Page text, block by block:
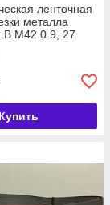
ленточная
металла
M42 0.9, 27
Купить